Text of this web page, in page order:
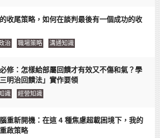
收尾策略，如何在談判最後有一個成功的收
治 職場策略 溝通知識
修：怎樣給部屬回饋才有效又不傷和氣？學
明治回饋法」實作要領
識 經營知識
重新開機：在這 4 種焦慮超載困境下，我的
啟策略